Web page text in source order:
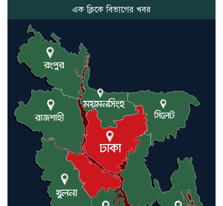
যুক্তরাষ্ট্র ও ইসরায়েল বাদে হরমুজ
প্রণালি সবার জন্য উন্মুক্ত: আরাকচি
এবার চীনের দ্বারস্থ হলেন ডোনাল্ড
ট্রাম্প
ইরানে কঠোর হামলা অব্যাহত রাখতে
ট্রাম্পকে আহ্বান সৌদি আরবের
এক ক্লিকে বিভাগের খবর